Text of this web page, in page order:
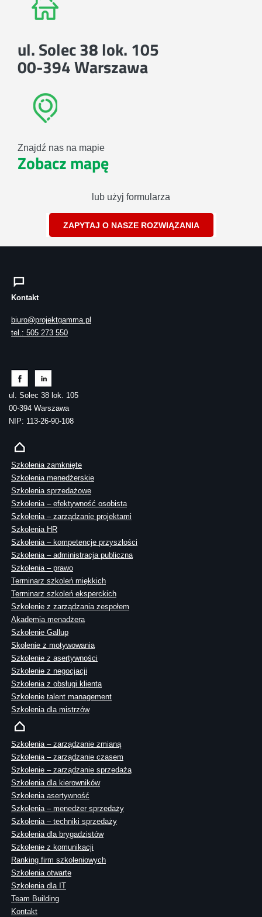
ul. Solec 38 lok. 105
00-394 Warszawa
Znajdź nas na mapie
Zobacz mapę
lub użyj formularza
ZAPYTAJ O NASZE ROZWIĄZANIA
Kontakt
biuro@projektgamma.pl
tel.: 505 273 550
ul. Solec 38 lok. 105
00-394 Warszawa
NIP: 113-26-90-108
Szkolenia zamknięte
Szkolenia menedżerskie
Szkolenia sprzedażowe
Szkolenia – efektywność osobista
Szkolenia – zarządzanie projektami
Szkolenia HR
Szkolenia – kompetencje przyszłości
Szkolenia – administracja publiczna
Szkolenia – prawo
Terminarz szkoleń miękkich
Terminarz szkoleń eksperckich
Szkolenie z zarządzania zespołem
Akademia menadżera
Szkolenie Gallup
Skolenie z motywowania
Szkolenie z asertywności
Szkolenie z negocjacji
Szkolenia z obsługi klienta
Szkolenie talent management
Szkolenia dla mistrzów
Szkolenia – zarządzanie zmianą
Szkolenia – zarządzanie czasem
Szkolenie – zarządzanie sprzedażą
Szkolenia dla kierowników
Szkolenia asertywność
Szkolenia – menedżer sprzedaży
Szkolenia – techniki sprzedaży
Szkolenia dla brygadzistów
Szkolenie z komunikacji
Ranking firm szkoleniowych
Szkolenia otwarte
Szkolenia dla IT
Team Building
Kontakt